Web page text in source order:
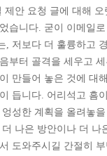
제안 요청 글에 대해
습니다. 굳이 이메일
, 저보다 더 훌륭하고
부터 골격을 세우고
만들어 놓은 것에 대
듭니다. 어리석고 흠
성한 계획을 올려놓
나은 방안이나 더 나
도와주시길 간절히